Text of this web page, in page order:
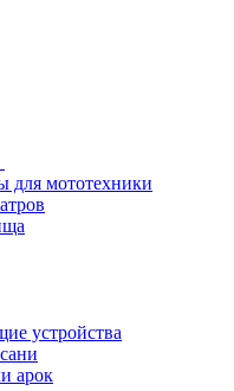
для мототехники
устройства
арок